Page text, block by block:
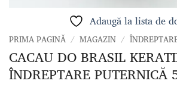
Adaugă la lista de
PRIMA PAGINĂ / MAGAZIN /
CACAU DO BRASIL
ÎNDREPTARE PUTERNICĂ